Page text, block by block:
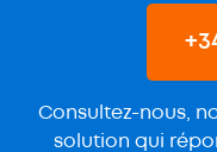
Consultez-nous,
solution qui